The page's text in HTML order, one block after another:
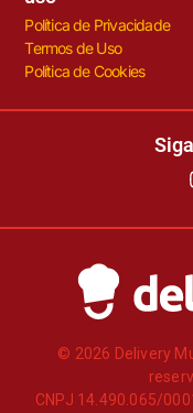
Política de Privacidade
Termos de Uso
Política de Cookies
© 2026 Delivery
CNPJ 14.490.065/